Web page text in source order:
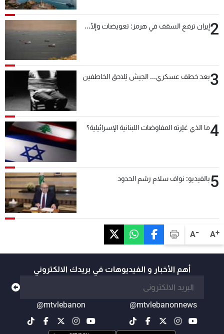
A+
A-
2إيران ترفع السقف في هرمز: تعويضات وإلّا...
3بعد خطف عسكري... الجيش يُلاحق الخاطفين
4ما الذي غيّرته المفاوضات اللبنانية الإسرائيلية؟
5بالفيديو: نواف سلام رسّم الحدود
أهم الأخبار و الفيديوهات في بريدك الالكتروني
@mtvlebanonnews
@mtvlebanon